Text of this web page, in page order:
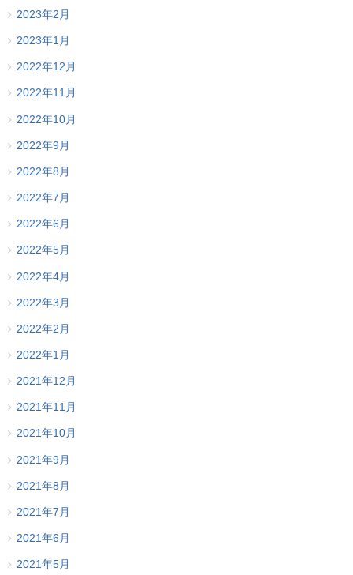
2023年2月
2023年1月
2022年12月
2022年11月
2022年10月
2022年9月
2022年8月
2022年7月
2022年6月
2022年5月
2022年4月
2022年3月
2022年2月
2022年1月
2021年12月
2021年11月
2021年10月
2021年9月
2021年8月
2021年7月
2021年6月
2021年5月